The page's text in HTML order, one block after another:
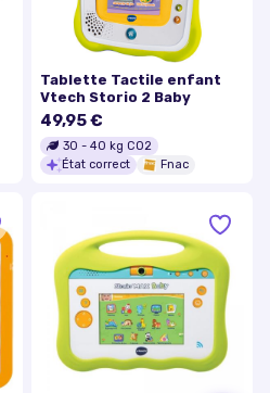
Tablette Tactile enfant
Vtech Storio 2 Baby
49,95 €
30 - 40 kg CO2
État correct
Fnac